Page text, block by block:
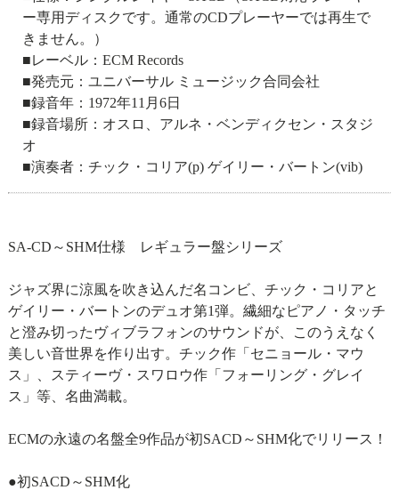
ー専用ディスクです。通常のCDプレーヤーでは再生で
きません。）
■レーベル：ECM Records
■発売元：ユニバーサル ミュージック合同会社
■録音年：1972年11月6日
■録音場所：オスロ、アルネ・ベンディクセン・スタジ
オ
■演奏者：チック・コリア(p) ゲイリー・バートン(vib)
SA-CD～SHM仕様 レギュラー盤シリーズ
ジャズ界に涼風を吹き込んだ名コンビ、チック・コリアと
ゲイリー・バートンのデュオ第1弾。繊細なピアノ・タッチ
と澄み切ったヴィブラフォンのサウンドが、このうえなく
美しい音世界を作り出す。チック作「セニョール・マウ
ス」、スティーヴ・スワロウ作「フォーリング・グレイ
ス」等、名曲満載。
ECMの永遠の名盤全9作品が初SACD～SHM化でリリース！
●初SACD～SHM化